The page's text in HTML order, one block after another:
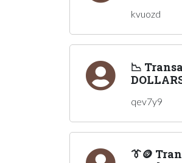
kvuozd
📉
qev7y9
👔🪙